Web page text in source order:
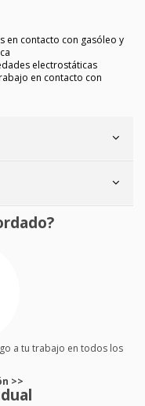
en contacto con gasóleo y
electrostáticas
en contacto con
a tu trabajo en todos los
>>